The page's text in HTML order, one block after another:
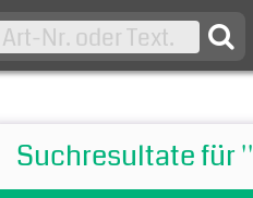
Suchresultate für ''